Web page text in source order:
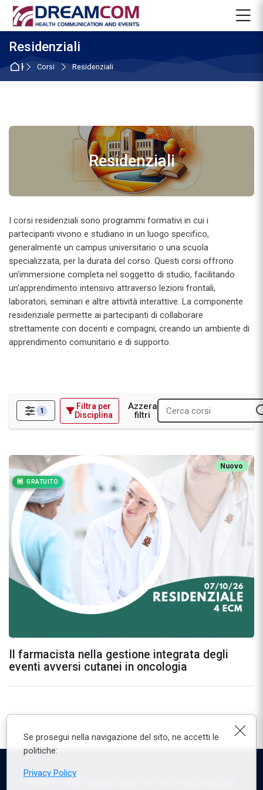
Skip to navigation
Skip to login form
Vai al contenuto principale
Skip to footer
Se prosegui nella navigazione del sito, ne accetti le
politiche:
Privacy Policy
Residenziali
Home
Corsi Residenziali
Residenziali
I corsi residenziali sono programmi formativi in cui i
partecipanti vivono e studiano in un luogo specifico,
generalmente un campus universitario o una scuola
specializzata, per la durata del corso. Questi corsi offrono
un'immersione completa nel soggetto di studio, facilitando
un'apprendimento intensivo attraverso lezioni frontali,
laboratori, seminari e altre attività interattive. La componente
residenziale permette ai partecipanti di collaborare
strettamente con docenti e compagni, creando un ambiente di
apprendimento comunitario e di supporto.
Filtri
1
Filtra per
Disciplina
Azzera
filtri
Nuovo
GRATUITO
Il farmacista nella gestione integrata degli
eventi avversi cutanei in oncologia
Il farmacista nella gestione integrata degli eventi avversi cutanei